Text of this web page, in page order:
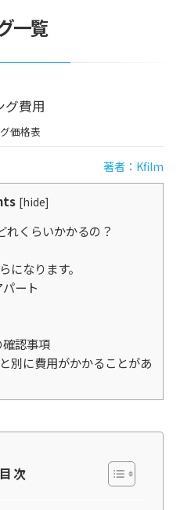
一覧
グ費用
価格表
著者：Kfilm
[hide]
れくらいかかるの？
になります。
ート
認事項
別に費用がかかることがあ
目次